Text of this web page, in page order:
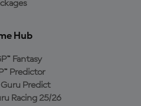
Hub
Fantasy
Predictor
Predict
Racing 25/26